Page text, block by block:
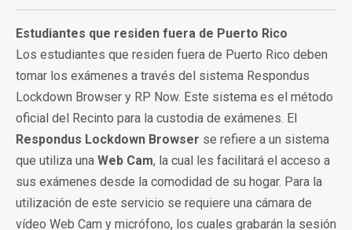
Estudiantes que residen fuera de Puerto Rico
Los estudiantes que residen fuera de Puerto Rico deben
tomar los exámenes a través del sistema Respondus
Lockdown Browser y RP Now. Este sistema es el método
oficial del Recinto para la custodia de exámenes. El
Respondus Lockdown Browser se refiere a un sistema
que utiliza una Web Cam, la cual les facilitará el acceso a
sus exámenes desde la comodidad de su hogar. Para la
utilización de este servicio se requiere una cámara de
vídeo Web Cam y micrófono, los cuales grabarán la sesión